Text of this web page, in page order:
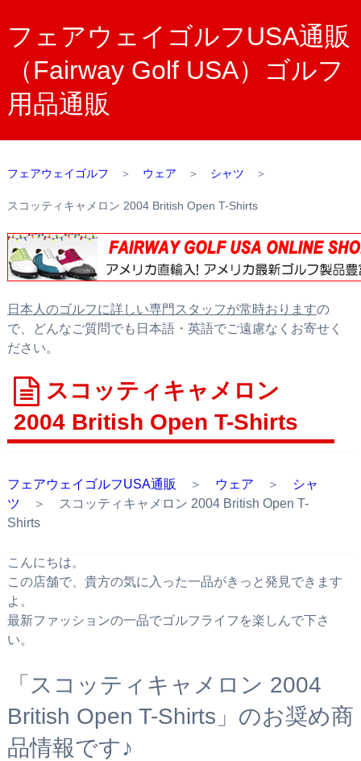
フェアウェイゴルフUSA通販
（Fairway Golf USA）ゴルフ
用品通販
フェアウェイゴルフ ＞ ウェア ＞ シャツ ＞
スコッティキャメロン 2004 British Open T-Shirts
日本人のゴルフに詳しい専門スタッフが常時おりますの
で、どんなご質問でも日本語・英語でご遠慮なくお寄せく
ださい。
スコッティキャメロン
2004 British Open T-Shirts
フェアウェイゴルフUSA通販 ＞ ウェア ＞
シャ
ツ ＞ スコッティキャメロン 2004 British Open T-
Shirts
こんにちは。
この店舗で、貴方の気に入った一品がきっと発見できます
よ。
最新ファッションの一品でゴルフライフを楽しんで下さ
い。
「スコッティキャメロン 2004
British Open T-Shirts」のお奨め商
品情報です♪